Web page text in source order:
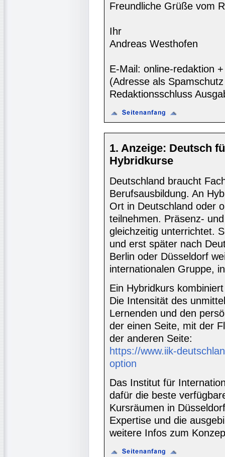
Freundliche Grüße vom
Ihr
Andreas Westhofen
E-Mail: online-redaktion
(Adresse als
Redaktionsschluss
1. Anzeige: Deutsch
Hybridkurse
Deutschland braucht
Berufsausbildung. An
Ort in Deutschland oder
teilnehmen. Präsenz-
gleichzeitig unterrichtet.
und erst später nach
Berlin oder Düsseldorf
internationalen Gruppe,
Ein Hybridkurs
Die Intensität des
Lernenden und den
der einen Seite, mit der
der anderen Seite:
https://www.iik-
option
Das Institut für
dafür die beste
Kursräumen in
Expertise und die
weitere Infos zum